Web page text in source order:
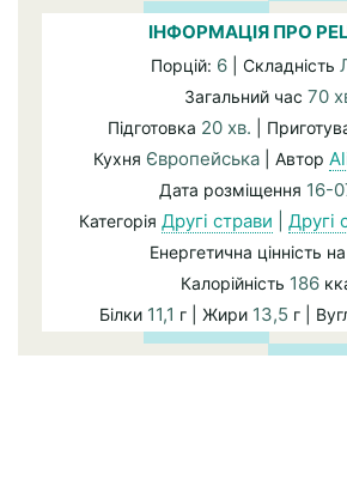
ІНФОРМАЦІЯ ПРО
Порцій: 6 | Складність
Загальний час 70
Підготовка 20 хв. |
Кухня Європейська | Автор
Дата розміщення 16-
Категорія Другі страви Другі
Енергетична цінність на
Калорійність 186
Білки 11,1 г | Жири 13,5 г |